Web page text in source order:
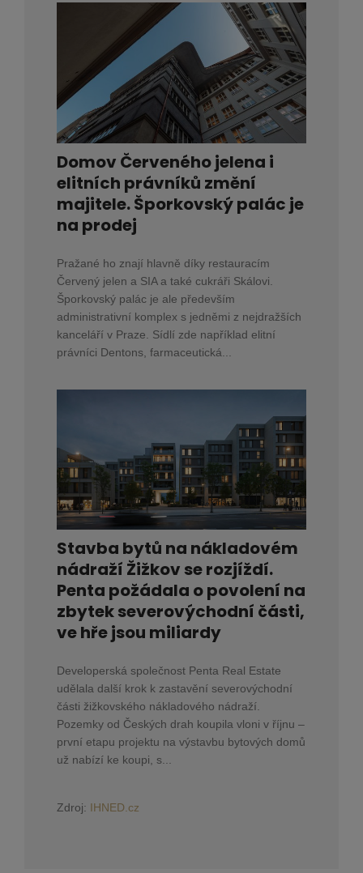
Domov Červeného jelena i
elitních právníků změní
majitele. Šporkovský palác je
na prodej
Pražané ho znají hlavně díky restauracím
Červený jelen a SIA a také cukráři Skálovi.
Šporkovský palác je ale především
administrativní komplex s jedněmi z nejdražších
kanceláří v Praze. Sídlí zde například elitní
právníci Dentons, farmaceutická...
Stavba bytů na nákladovém
nádraží Žižkov se rozjíždí.
Penta požádala o povolení na
zbytek severovýchodní části,
ve hře jsou miliardy
Developerská společnost Penta Real Estate
udělala další krok k zastavění severovýchodní
části žižkovského nákladového nádraží.
Pozemky od Českých drah koupila vloni v říjnu –
první etapu projektu na výstavbu bytových domů
už nabízí ke koupi, s...
Zdroj: IHNED.cz